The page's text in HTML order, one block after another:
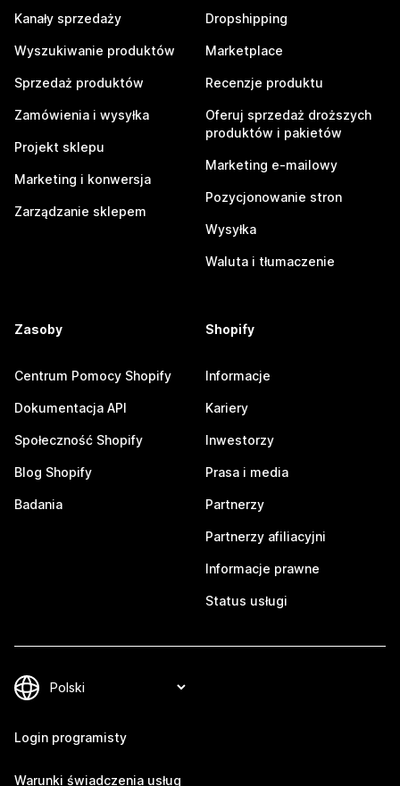
Kanały sprzedaży
Wyszukiwanie produktów
Sprzedaż produktów
Zamówienia i wysyłka
Projekt sklepu
Marketing i konwersja
Zarządzanie sklepem
Dropshipping
Marketplace
Recenzje produktu
Oferuj sprzedaż droższych
produktów i pakietów
Marketing e-mailowy
Pozycjonowanie stron
Wysyłka
Waluta i tłumaczenie
Zasoby
Centrum Pomocy Shopify
Dokumentacja API
Społeczność Shopify
Blog Shopify
Badania
Shopify
Informacje
Kariery
Inwestorzy
Prasa i media
Partnerzy
Partnerzy afiliacyjni
Informacje prawne
Status usługi
Login programisty
Warunki świadczenia usług